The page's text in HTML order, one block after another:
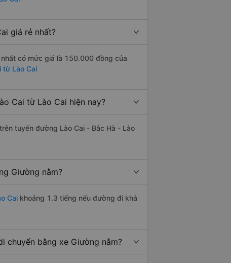
giá rẻ nhất?
có mức giá là 150.000 đồng của
từ Lào Cai
Cai từ Lào Cai hiện nay?
tuyến đường Lào Cai - Bắc Hà - Lào
Giường nằm?
Cai khoảng 1.3 tiếng nếu đường đi khá
chuyển bằng xe Giường nằm?